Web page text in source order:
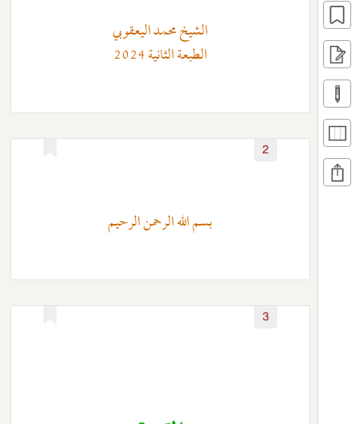
الشيخ محمد اليعقوبي
الطبعة الثانية 2024
بسم الله الرحمن الرحيم